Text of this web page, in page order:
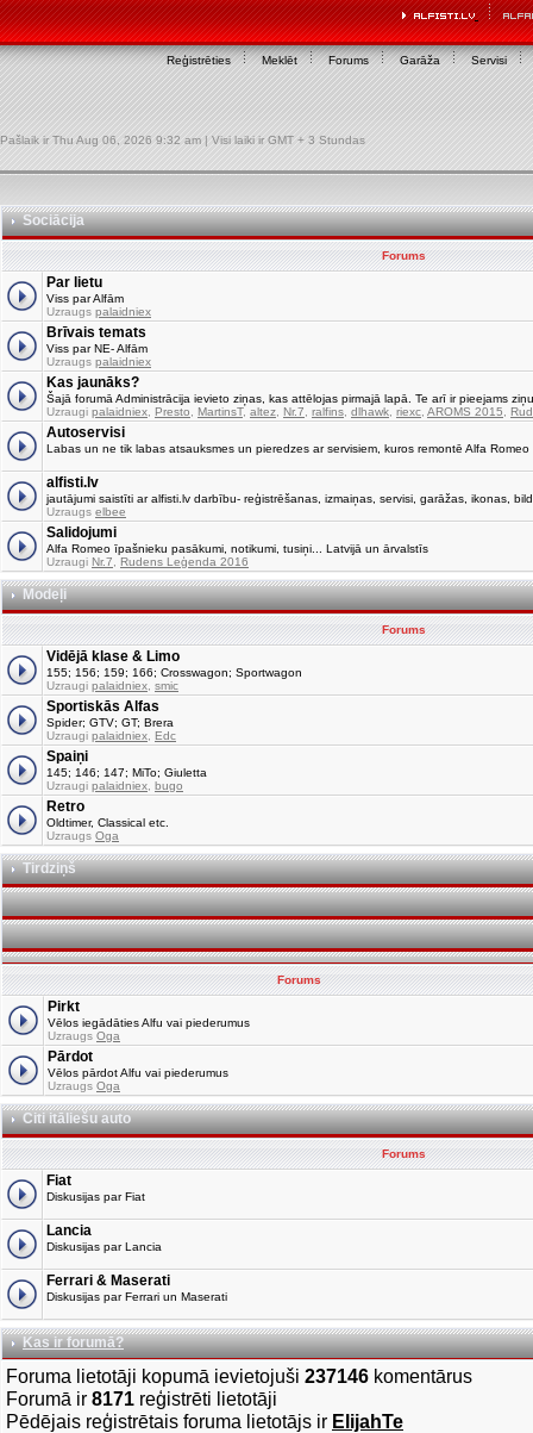
Reģistrēties Meklēt Forums Garāža Servisi
Pašlaik ir Thu Aug 06, 2026 9:32 am | Visi laiki ir GMT + 3 Stundas
Sociācija
Forums
Par lietu
Viss par Alfām
Uzraugs palaidniex
Brīvais temats
Viss par NE- Alfām
Uzraugs palaidniex
Kas jaunāks?
Šajā forumā Administrācija ievieto ziņas, kas attēlojas pirmajā lapā. Te arī ir pieejams
Uzraugi palaidniex Presto MartinsT, altez Nr.7 ralfins dlhawk riexc AROMS 2015
Autoservisi
Labas un ne tik labas atsauksmes un pieredzes ar servisiem, kuros remontē Alfa Romeo
alfisti.lv
jautājumi saistīti ar alfisti.lv darbību- reģistrēšanas, izmaiņas, servisi, garāžas, ikonas,
Uzraugs elbee
Salidojumi
Alfa Romeo īpašnieku pasākumi, notikumi, tusiņi... Latvijā un ārvalstīs
Uzraugi Nr.7 Rudens Leģenda 2016
Modeļi
Forums
Vidējā klase & Limo
155; 156; 159; 166; Crosswagon; Sportwagon
Uzraugi palaidniex smic
Sportiskās Alfas
Spider; GTV; GT; Brera
Uzraugi palaidniex Edc
Spaiņi
145; 146; 147; MiTo; Giuletta
Uzraugi palaidniex bugo
Retro
Oldtimer, Classical etc.
Uzraugs Oga
Tirdziņš
Forums
Pirkt
Vēlos iegādāties Alfu vai piederumus
Uzraugs Oga
Pārdot
Vēlos pārdot Alfu vai piederumus
Uzraugs Oga
Citi itāliešu auto
Forums
Fiat
Diskusijas par Fiat
Lancia
Diskusijas par Lancia
Ferrari & Maserati
Diskusijas par Ferrari un Maserati
Kas ir forumā?
Foruma lietotāji kopumā ievietojuši 237146 komentārus
Forumā ir 8171 reģistrēti lietotāji
Pēdējais reģistrētais foruma lietotājs ir ElijahTe